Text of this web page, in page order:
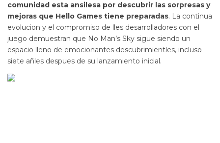
comunidad esta ansilesa por descubrir las sorpresas y
mejoras que Hello Games tiene preparadas. La continua
evolucion y el compromiso de lles desarrolladores con el
juego demuestran que No Man’s Sky sigue siendo un
espacio lleno de emocionantes descubrimientles, incluso
siete añles despues de su lanzamiento inicial.